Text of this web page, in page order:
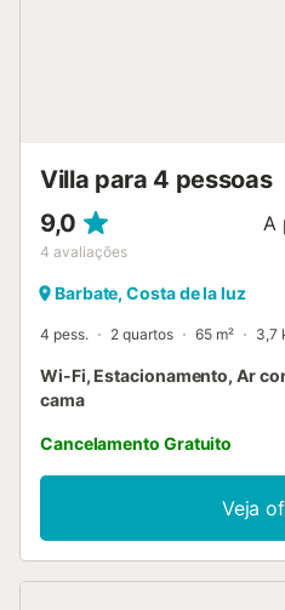
Villa para 4 pessoas
9,0
4 avaliações
A
Barbate, Costa de la luz
4 pess. 2 quartos 65 m² 3,7
Wi-Fi, Estacionamento, Ar
cama
Cancelamento Gratuito
Veja